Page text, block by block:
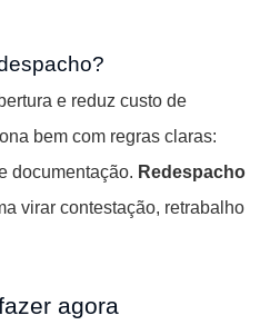
e reduz custo de
bem com regras claras:
documentação. Redespacho
virar contestação, retrabalho
agora